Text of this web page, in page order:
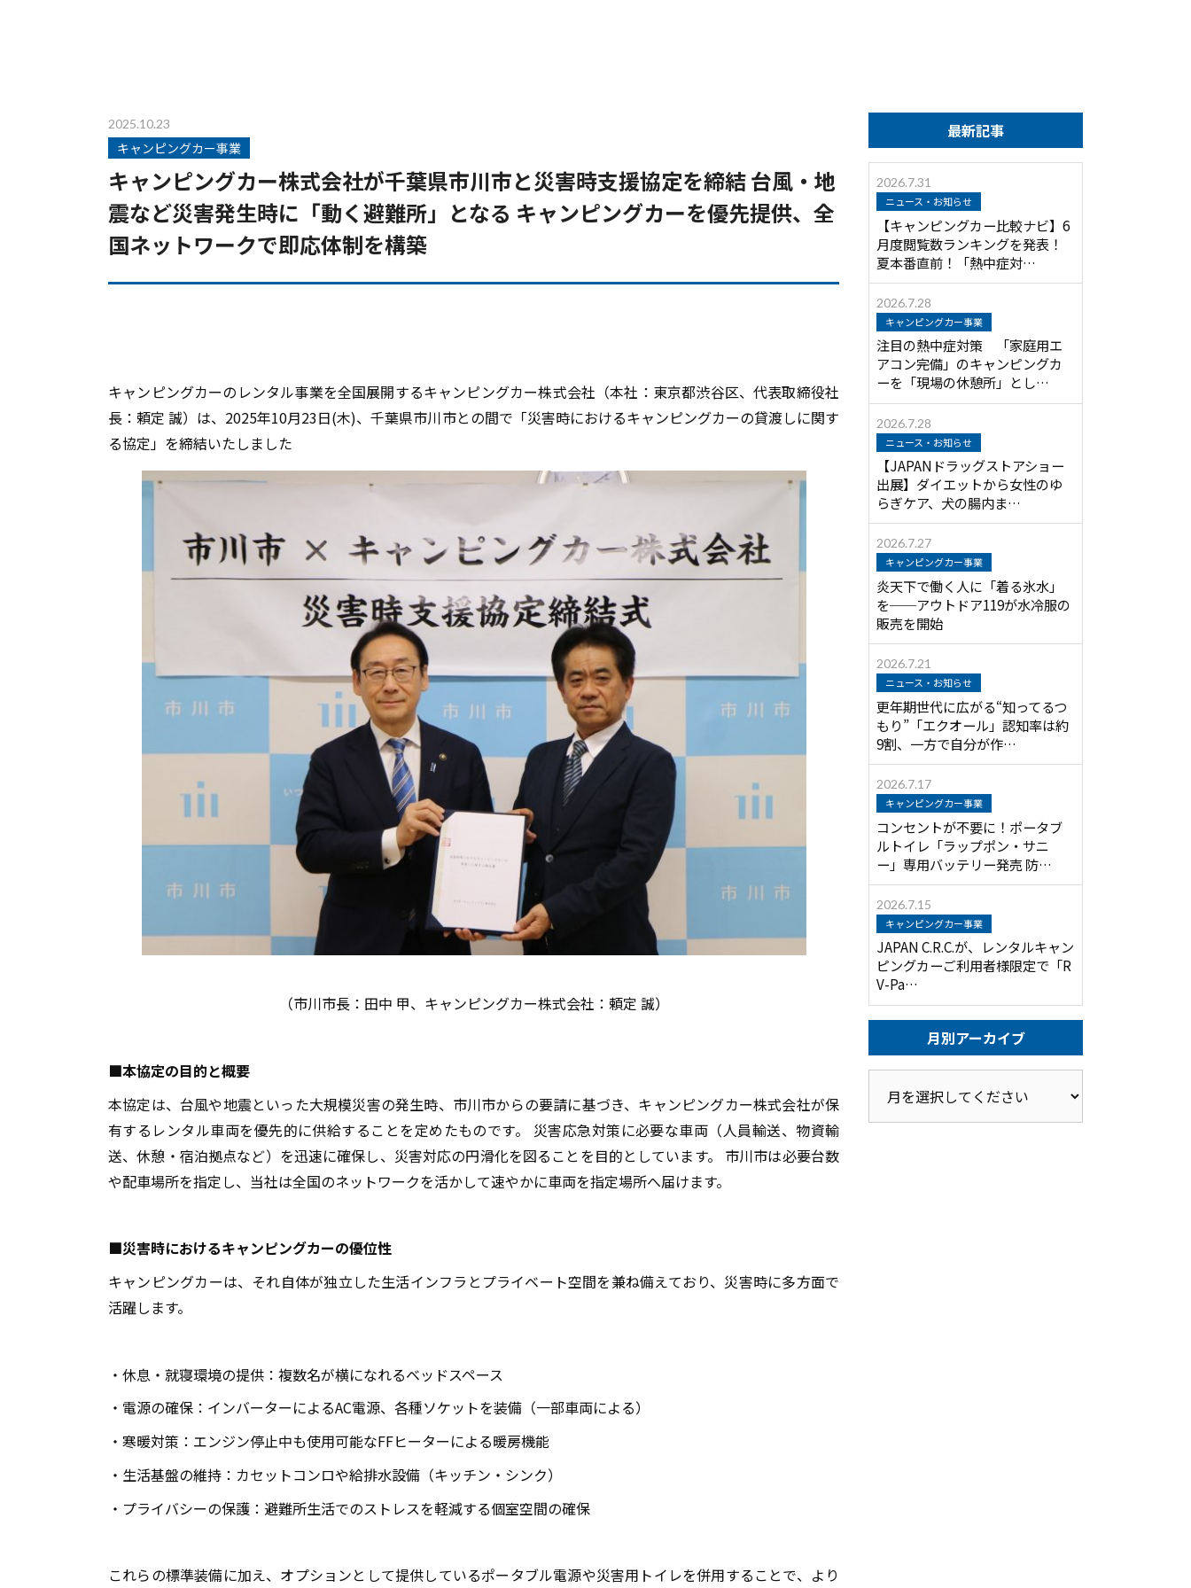
2025.10.23
キャンピングカー事業
キャンピングカー株式会社が千葉県市川市と災害時支援協定を締結 台風・地
震など災害発生時に「動く避難所」となる キャンピングカーを優先提供、全
国ネットワークで即応体制を構築
キャンピングカーのレンタル事業を全国展開するキャンピングカー株式会社（本社：東京都渋谷区、代表取締役社
長：頼定 誠）は、 2025年10月23日(木)、千葉県市川市との間で「災害時におけるキャンピングカーの貸渡しに関す
る協定」を締結いたしました
（市川市長：田中 甲、キャンピングカー株式会社：頼定 誠）
■本協定の目的と概要
本協定は、台風や地震といった大規模災害の発生時、市川市からの要請に基づき、キャンピングカー株式会社が保
有するレンタル車両を優先的に供給することを定めたものです。 災害応急対策に必要な車両（人員輸送、物資輸
送、休憩・宿泊拠点など）を迅速に確保し、災害対応の円滑化を図ることを目的としています。 市川市は必要台数
や配車場所を指定し、当社は全国のネットワークを活かして速やかに車両を指定場所へ届けます。
■災害時におけるキャンピングカーの優位性
キャンピングカーは、それ自体が独立した生活インフラとプライベート空間を兼ね備えており、災害時に多方面で
活躍します。
・休息・就寝環境の提供：複数名が横になれるベッドスペース
・電源の確保：インバーターによるAC電源、各種ソケットを装備（一部車両による）
・寒暖対策：エンジン停止中も使用可能なFFヒーターによる暖房機能
・生活基盤の維持：カセットコンロや給排水設備（キッチン・シンク）
・プライバシーの保護：避難所生活でのストレスを軽減する個室空間の確保
これらの標準装備に加え、オプションとして提供しているポータブル電源や災害用トイレを併用することで、より
最新記事
2026.7.31
ニュース・お知らせ
【キャンピングカー比較ナビ】6
月度閲覧数ランキングを発表！
夏本番直前！「熱中症対…
2026.7.28
キャンピングカー事業
注目の熱中症対策 「家庭用エ
アコン完備」のキャンピングカ
ーを「現場の休憩所」とし…
2026.7.28
ニュース・お知らせ
【JAPANドラッグストアショー
出展】ダイエットから女性のゆ
らぎケア、犬の腸内ま…
2026.7.27
キャンピングカー事業
炎天下で働く人に「着る氷水」
を──アウトドア119が水冷服の
販売を開始
2026.7.21
ニュース・お知らせ
更年期世代に広がる“知ってるつ
もり”「エクオール」認知率は約
9割、一方で自分が作…
2026.7.17
キャンピングカー事業
コンセントが不要に！ポータブ
ルトイレ「ラップポン・サニ
ー」専用バッテリー発売 防…
2026.7.15
キャンピングカー事業
JAPAN C.R.C.が、レンタルキャン
ピングカーご利用者様限定で「R
V-Pa…
月別アーカイブ